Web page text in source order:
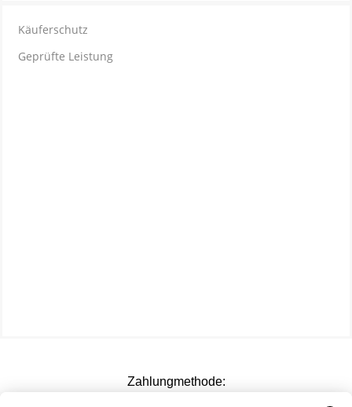
Käuferschutz
Geprüfte Leistung
Zahlungmethode: